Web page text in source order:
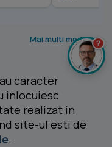
Mai multi medici >
caracter
inlocuiesc
realizat in
site-ul esti de
.
?